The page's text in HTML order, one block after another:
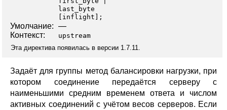
last_byte
inflight ];
Умолчание: —
Контекст:
upstream
Эта директива появилась в версии 1.7.11.
Задаёт для группы метод балансировки нагрузки, при
котором соединение передаётся серверу с
наименьшими средним временем ответа и числом
активных соединений с учётом весов серверов. Если